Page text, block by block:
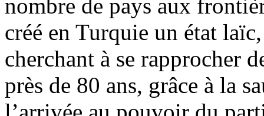
nombre de pays aux
créé en Turquie un état
cherchant à se rapprocher
près de 80 ans, grâce à la